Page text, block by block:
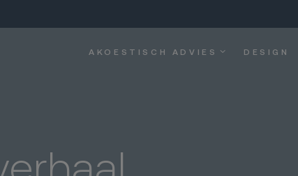
AKOESTISCH ADVIES DESIGN